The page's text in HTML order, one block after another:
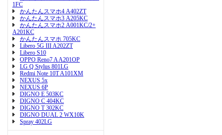
1FC
かんたんスマホ4 A402ZT
かんたんスマホ3 A205KC
かんたんスマホ2 A001KC/2+
A201KC
かんたんスマホ 705KC
Libero 5G III A202ZT
Libero S10
OPPO Reno7 A A201OP
LG Q Stylus 801LG
Redmi Note 10T A101XM
NEXUS 5x
NEXUS 6P
DIGNO E 503KC
DIGNO C 404KC
DIGNO T 302KC
DIGNO DUAL 2 WX10K
Spray 402LG